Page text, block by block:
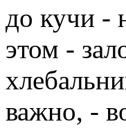
до кучи -
этом -
важно, -